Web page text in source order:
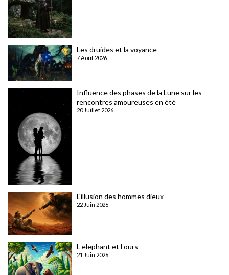
Les druides et la voyance
7 Août 2026
Influence des phases de la Lune sur les
rencontres amoureuses en été
20 Juillet 2026
L'illusion des hommes dieux
22 Juin 2026
L elephant et l ours
21 Juin 2026